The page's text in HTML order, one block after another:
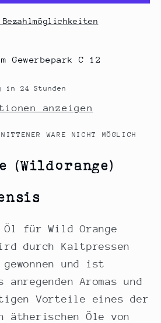
Gewerbepark C 12
in 24 Stunden
anzeigen
WARE NICHT MÖGLICH
(Wildorange)
Öl für Wild Orange
durch Kaltpressen
und ist
Aromas und
Vorteile eines der
ätherischen Öle von